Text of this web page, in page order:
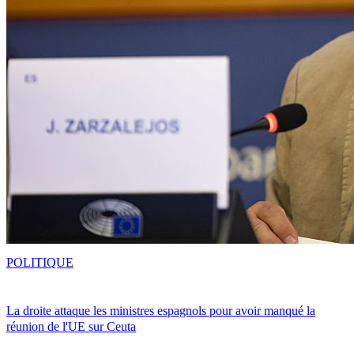
La droite attaque les ministres espagnols pour avoir manqué la
réunion de l'UE sur Ceuta
POLITIQUE